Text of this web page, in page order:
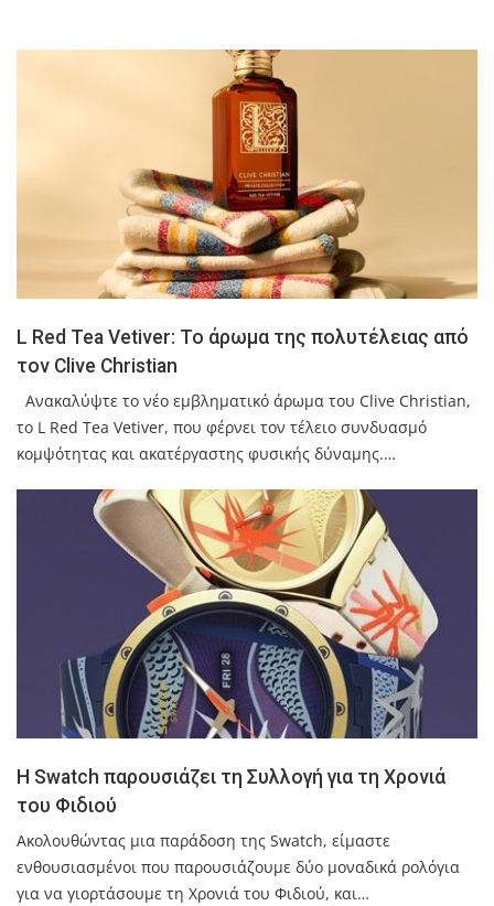
L Red Tea Vetiver: Το άρωμα της πολυτέλειας από
τον Clive Christian
Ανακαλύψτε το νέο εμβληματικό άρωμα του Clive Christian,
το L Red Tea Vetiver, που φέρνει τον τέλειο συνδυασμό
κομψότητας και ακατέργαστης φυσικής δύναμης.…
H Swatch παρουσιάζει τη Συλλογή για τη Χρονιά
του Φιδιού
Ακολουθώντας μια παράδοση της Swatch, είμαστε
ενθουσιασμένοι που παρουσιάζουμε δύο μοναδικά ρολόγια
για να γιορτάσουμε τη Χρονιά του Φιδιού, και…